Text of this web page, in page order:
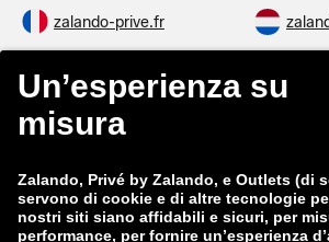
zalando-prive.fr
zalando-lounge.be
zalando-lounge.fi
zalando-prive.es